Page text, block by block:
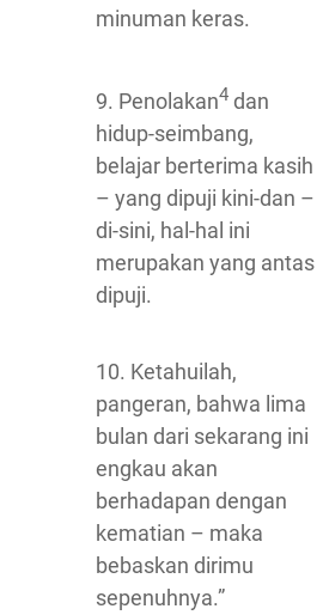
minuman keras.
9. Penolakan4 dan
hidup-seimbang,
belajar berterima kasih
– yang dipuji kini-dan –
di-sini, hal-hal ini
merupakan yang antas
dipuji.
10. Ketahuilah,
pangeran, bahwa lima
bulan dari sekarang ini
engkau akan
berhadapan dengan
kematian – maka
bebaskan dirimu
sepenuhnya.”